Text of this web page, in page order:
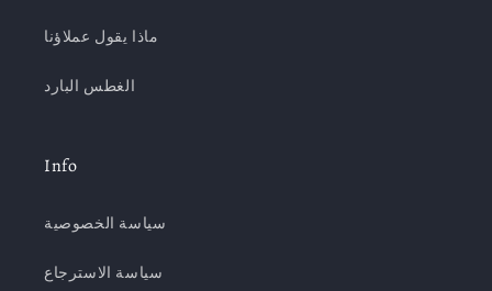
ماذا يقول عملاؤنا
الغطس البارد
Info
سياسة الخصوصية
سياسة الاسترجاع